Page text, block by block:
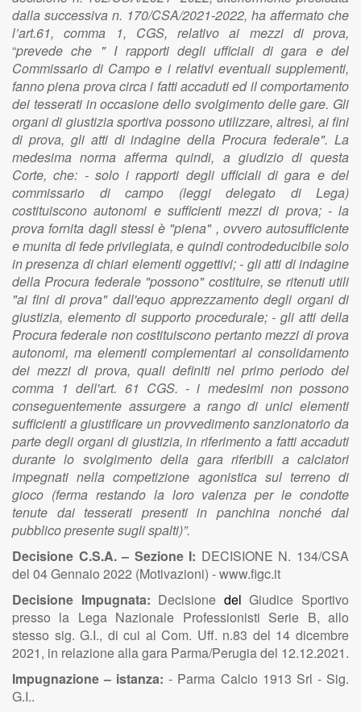
dalla successiva n. 170/CSA/2021-2022, ha affermato che
l’art.61, comma 1, CGS, relativo ai mezzi di prova,
“prevede che " I rapporti degli ufficiali di gara e del
Commissario di Campo e i relativi eventuali supplementi,
fanno piena prova circa i fatti accaduti ed il comportamento
dei tesserati in occasione dello svolgimento delle gare. Gli
organi di giustizia sportiva possono utilizzare, altresì, ai fini
di prova, gli atti di indagine della Procura federale". La
medesima norma afferma quindi, a giudizio di questa
Corte, che: - solo i rapporti degli ufficiali di gara e del
commissario di campo (leggi delegato di Lega)
costituiscono autonomi e sufficienti mezzi di prova; - la
prova fornita dagli stessi è "piena" , ovvero autosufficiente
e munita di fede privilegiata, e quindi controdeducibile solo
in presenza di chiari elementi oggettivi; - gli atti di indagine
della Procura federale "possono" costituire, se ritenuti utili
"ai fini di prova" dall'equo apprezzamento degli organi di
giustizia, elemento di supporto procedurale; - gli atti della
Procura federale non costituiscono pertanto mezzi di prova
autonomi, ma elementi complementari al consolidamento
dei mezzi di prova, quali definiti nel primo periodo del
comma 1 dell'art. 61 CGS. - i medesimi non possono
conseguentemente assurgere a rango di unici elementi
sufficienti a giustificare un provvedimento sanzionatorio da
parte degli organi di giustizia, in riferimento a fatti accaduti
durante lo svolgimento della gara riferibili a calciatori
impegnati nella competizione agonistica sul terreno di
gioco (ferma restando la loro valenza per le condotte
tenute dai tesserati presenti in panchina nonché dal
pubblico presente sugli spalti)”.
Decisione C.S.A. – Sezione I: DECISIONE N. 134/CSA
del 04 Gennaio 2022 (Motivazioni) - www.figc.it
Decisione Impugnata: Decisione delGiudice Sportivo
presso la Lega Nazionale Professionisti Serie B, allo
stesso sig. G.I., di cui al Com. Uff. n.83 del 14 dicembre
2021, in relazione alla gara Parma/Perugia del 12.12.2021.
Impugnazione – istanza: - Parma Calcio 1913 Srl - Sig.
G.I..